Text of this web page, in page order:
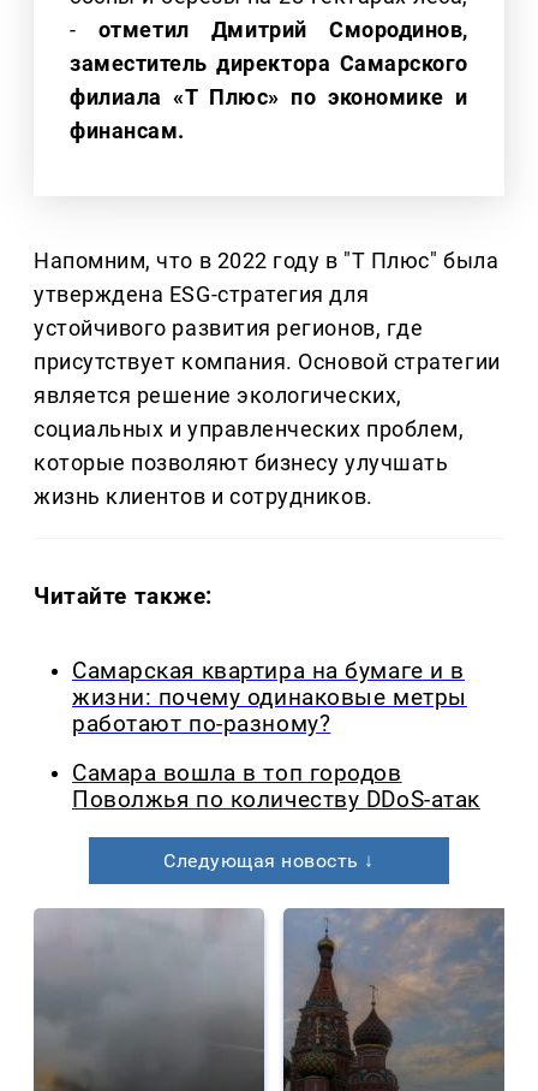
- отметил Дмитрий Смородинов,
заместитель директора Самарского
филиала «Т Плюс» по экономике и
финансам.
Напомним, что в 2022 году в "Т Плюс" была
утверждена ESG-стратегия для
устойчивого развития регионов, где
присутствует компания. Основой стратегии
является решение экологических,
социальных и управленческих проблем,
которые позволяют бизнесу улучшать
жизнь клиентов и сотрудников.
Читайте также:
Самарская квартира на бумаге и в
жизни: почему одинаковые метры
работают по-разному?
Самара вошла в топ городов
Поволжья по количеству DDoS-атак
Следующая новость ↓